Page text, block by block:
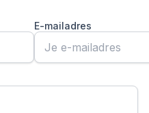
E-mailadres